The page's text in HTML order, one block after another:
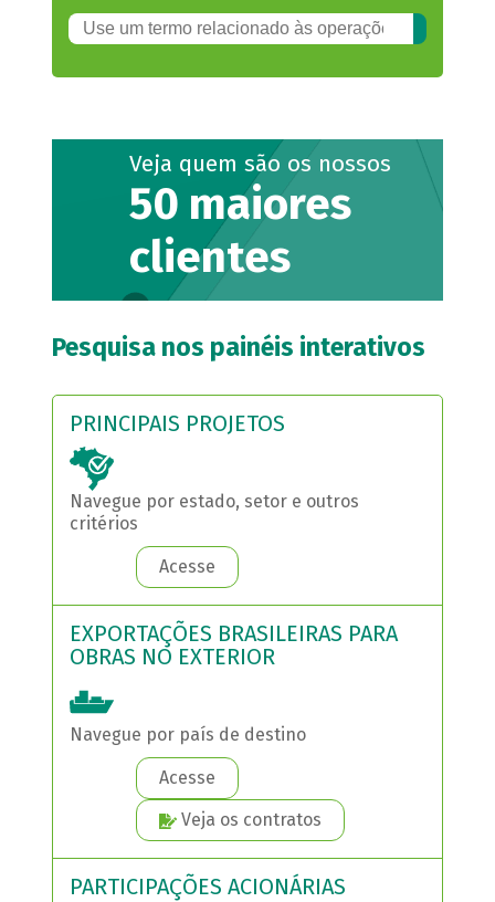
Veja quem são os nossos
50 maiores
clientes
Pesquisa nos painéis interativos
PRINCIPAIS PROJETOS
Navegue por estado, setor e outros
critérios
Acesse
EXPORTAÇÕES BRASILEIRAS PARA
OBRAS NO EXTERIOR
Navegue por país de destino
Acesse
Veja os contratos
PARTICIPAÇÕES ACIONÁRIAS